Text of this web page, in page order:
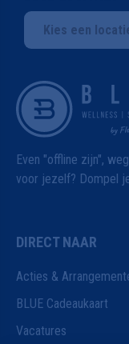
Kies een
Even "offline zijn",
voor jezelf? Dompel
DIRECT NAAR
Acties &
BLUE Cadeaukaart
Vacatures